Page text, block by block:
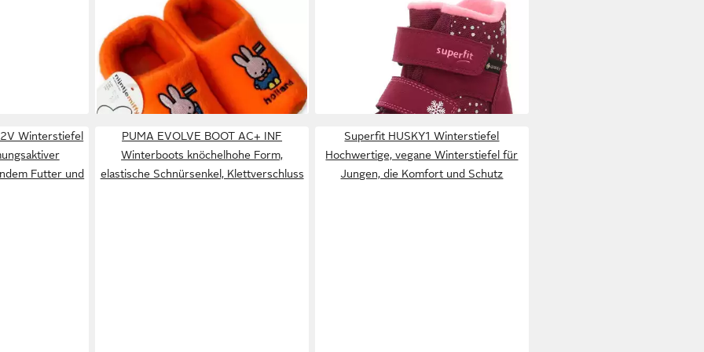
KLOMPENFABRIEK NIJHUIS BV
Original Holländische Hausschuhe:
Miffy Plüsch Hausschuhe
(verschiedene Größen)
24,95 €
HUSKY1, WMS: mittel
Winterboots Snowboots mit
wasserdichtem GORE TEX,
Größenschablone zum Download
UVP 69,95 €
+4
Winterstiefel
Futter und
PUMA EVOLVE BOOT AC+ INF
Winterboots knöchelhohe Form,
elastische Schnürsenkel, Klettverschluss
Superfit HUSKY1 Winterstiefel
Hochwertige, vegane Winterstiefel für
Jungen, die Komfort und Schutz